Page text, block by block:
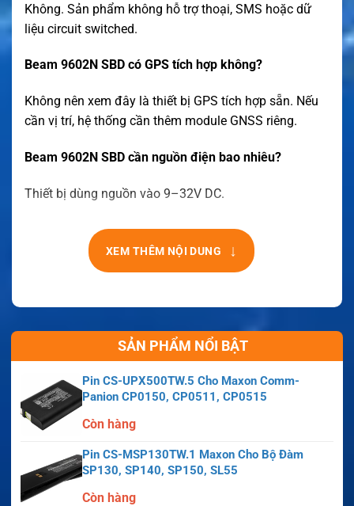
Không. Sản phẩm không hỗ trợ thoại, SMS hoặc dữ
liệu circuit switched.
Beam 9602N SBD có GPS tích hợp không?
Không nên xem đây là thiết bị GPS tích hợp sẵn. Nếu
cần vị trí, hệ thống cần thêm module GNSS riêng.
Beam 9602N SBD cần nguồn điện bao nhiêu?
Thiết bị dùng nguồn vào 9–32V DC.
XEM THÊM NỘI DUNG ↓
SẢN PHẨM NỔI BẬT
Pin CS-UPX500TW.5 Cho Maxon Comm-
Panion CP0150, CP0511, CP0515
Còn hàng
Pin CS-MSP130TW.1 Maxon Cho Bộ Đàm
SP130, SP140, SP150, SL55
Còn hàng